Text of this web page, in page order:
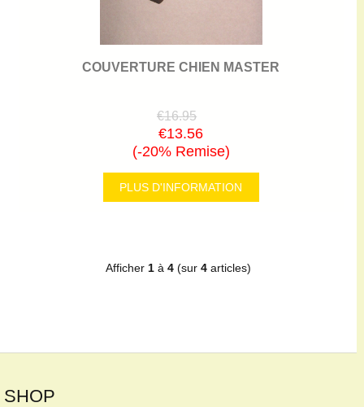
COUVERTURE CHIEN MASTER
€16.95
€13.56
(-20% Remise)
PLUS D'INFORMATION
Afficher1 à4 (sur4 articles)
SHOP